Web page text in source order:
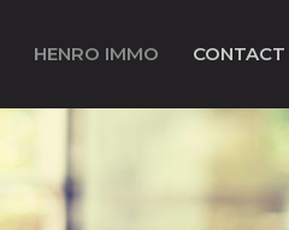
HENRO IMMO CONTACT